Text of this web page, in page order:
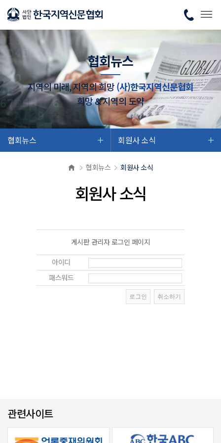
협회뉴스
지역의 미래, 지역의 희망(사)한국지역신문협회
희망 & 지역의 도약
협회뉴스 회원사 소식
협회뉴스 회원사 소식
회원사 소식
게시판 관리자 로그인 페이지
아이디
패스워드
관련사이트